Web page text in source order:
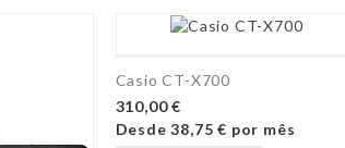
Casio CT-X700
310,00 €
Desde38,75 € por mês